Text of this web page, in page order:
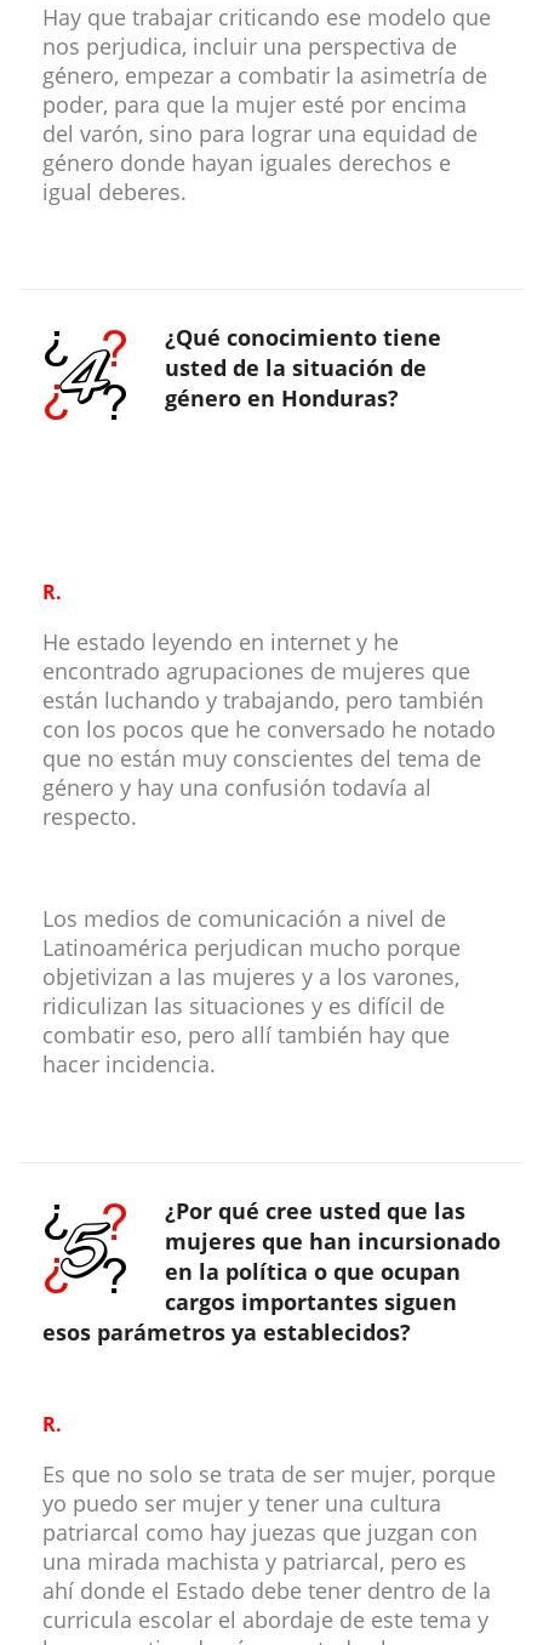
Hay que trabajar criticando ese modelo que
nos perjudica, incluir una perspectiva de
género, empezar a combatir la asimetría de
poder, para que la mujer esté por encima
del varón, sino para lograr una equidad de
género donde hayan iguales derechos e
igual deberes.
¿Qué conocimiento tiene
usted de la situación de
género en Honduras?
R.
He estado leyendo en internet y he
encontrado agrupaciones de mujeres que
están luchando y trabajando, pero también
con los pocos que he conversado he notado
que no están muy conscientes del tema de
género y hay una confusión todavía al
respecto.
Los medios de comunicación a nivel de
Latinoamérica perjudican mucho porque
objetivizan a las mujeres y a los varones,
ridiculizan las situaciones y es difícil de
combatir eso, pero allí también hay que
hacer incidencia.
¿Por qué cree usted que las
mujeres que han incursionado
en la política o que ocupan
cargos importantes siguen
esos parámetros ya establecidos?
R.
Es que no solo se trata de ser mujer, porque
yo puedo ser mujer y tener una cultura
patriarcal como hay juezas que juzgan con
una mirada machista y patriarcal, pero es
ahí donde el Estado debe tener dentro de la
curricula escolar el abordaje de este tema y